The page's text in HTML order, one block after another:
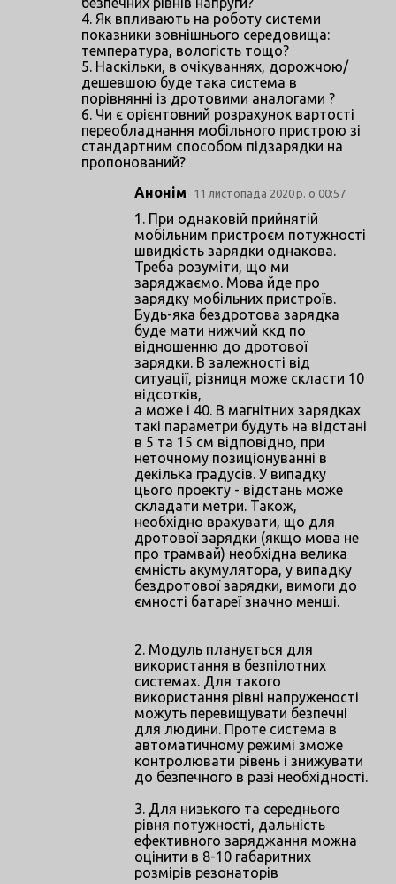
4. Як впливають на роботу системи
показники зовнішнього середовища:
температура, вологість тощо?
5. Наскільки, в очікуваннях, дорожчою/
дешевшою буде така система в
порівнянні із дротовими аналогами ?
6. Чи є орієнтовний розрахунок вартості
переобладнання мобільного пристрою зі
стандартним способом підзарядки на
пропонований?
Анонім 11 листопада 2020 р. о 00:57
1. При однаковій прийнятій
мобільним пристроєм потужності
швидкість зарядки однакова.
Треба розуміти, що ми
заряджаємо. Мова йде про
зарядку мобільних пристроїв.
Будь-яка бездротова зарядка
буде мати нижчий ккд по
відношенню до дротової
зарядки. В залежності від
ситуації, різниця може скласти 10
відсотків,
а може і 40. В магнітних зарядках
такі параметри будуть на відстані
в 5 та 15 см відповідно, при
неточному позиціонуванні в
декілька градусів. У випадку
цього проекту - відстань може
складати метри. Також,
необхідно врахувати, що для
дротової зарядки (якщо мова не
про трамвай) необхідна велика
ємність акумулятора, у випадку
бездротової зарядки, вимоги до
ємності батареї значно менші.
2. Модуль планується для
використання в безпілотних
системах. Для такого
використання рівні напруженості
можуть перевищувати безпечні
для людини. Проте система в
автоматичному режимі зможе
контролювати рівень і знижувати
до безпечного в разі необхідності.
3. Для низького та середнього
рівня потужності, дальність
ефективного заряджання можна
оцінити в 8-10 габаритних
розмірів резонаторів